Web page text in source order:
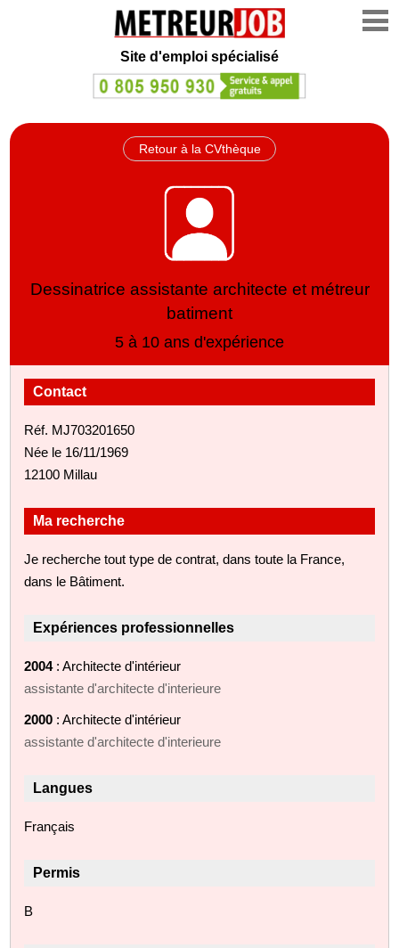
Site d'emploi spécialisé
Retour à la CVthèque
Dessinatrice assistante architecte et métreur
batiment
5 à 10 ans d'expérience
Contact
Réf. MJ703201650
Née le 16/11/1969
12100 Millau
Ma recherche
Je recherche tout type de contrat, dans toute la France,
dans le Bâtiment.
Expériences professionnelles
2004: Architecte d'intérieur
assistante d'architecte d'interieure
2000 : Architecte d'intérieur
assistante d'architecte d'interieure
Langues
Français
Permis
B